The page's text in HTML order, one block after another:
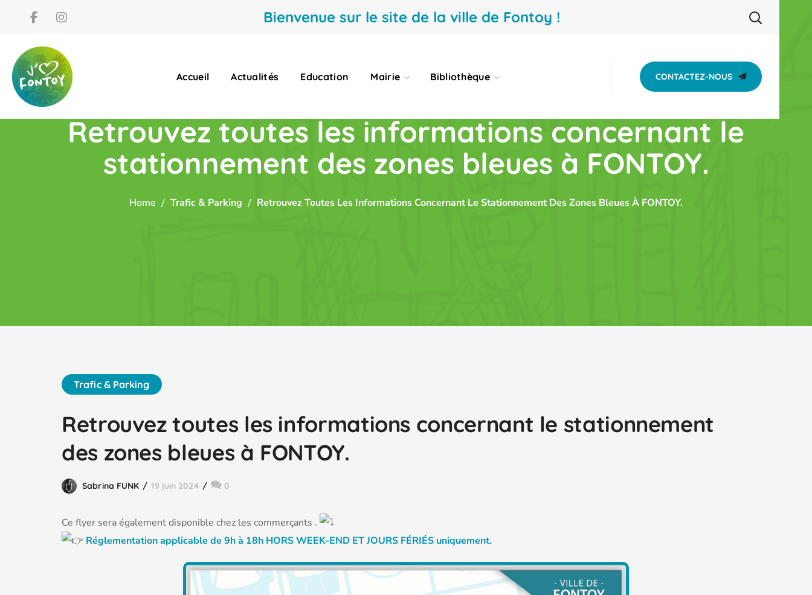
Bienvenue sur le site de la ville de Fontoy !
Accueil Actualités Education Mairie Bibliothèque CONTACTEZ-NOUS
Retrouvez toutes les informations concernant le
stationnement des zones bleues à FONTOY.
Home Trafic & Parking Retrouvez Toutes Les Informations Concernant Le Stationnement Des Zones Bleues À FONTOY.
Trafic & Parking
Retrouvez toutes les informations concernant le stationnement
des zones bleues à FONTOY.
Sabrina FUNK 19 juin 2024 0
Ce flyer sera également disponible chez les commerçants .
Réglementation applicable de 9h à 18h HORS WEEK-END ET JOURS FÉRIÉS uniquement.